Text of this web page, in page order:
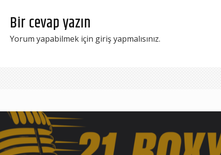
Bir cevap yazın
Yorum yapabilmek için giriş yapmalısınız.